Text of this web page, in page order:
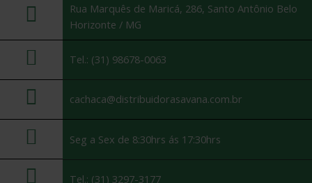
Rua Marquês de Maricá, 286, Santo Antônio Belo
Horizonte / MG
Tel.: (31) 98678-0063
cachaca@distribuidorasavana.com.br
Seg a Sex de 8:30hrs ás 17:30hrs
Tel.: (31) 3297-3177